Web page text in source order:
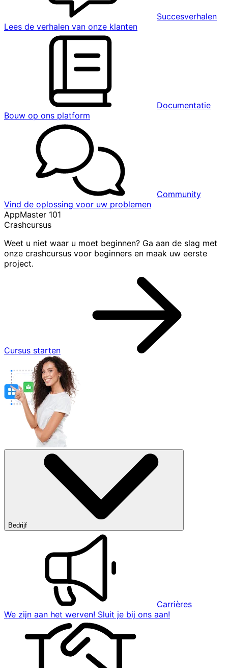
Succesverhalen
Lees de verhalen van onze klanten
Documentatie
Bouw op ons platform
Community
Vind de oplossing voor uw problemen
AppMaster 101
Crashcursus
Weet u niet waar u moet beginnen? Ga aan de slag met
onze crashcursus voor beginners en maak uw eerste
project.
Cursus starten
Bedrijf
Carrières
We zijn aan het werven! Sluit je bij ons aan!